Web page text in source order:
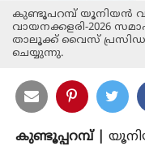
കുണ്ടൂപറമ്പ് യൂനിയന്‍
വായനക്കളരി-2026
താലൂക്ക് വൈസ്
ചെയ്യുന്നു.
കുണ്ടൂപ്പറമ്പ് |